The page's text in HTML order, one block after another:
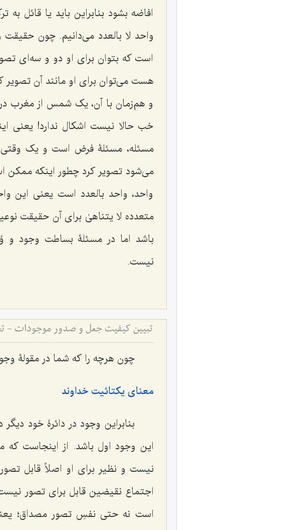
افاضه بشود بنابراین باید یا قائل
واحد لا بالعدد می‌دانیم. چون
است که بتوان برای او دو و سه‌ای
هست می‌توان برای او مانند آن
و هم‌زمان با آن، یک شمس از مغرب
خب حالا نیست اشکال ندارد! یعنی
مسئله، مسئلۀ فرض است و یک وقتی
می‌شود تصویر کرد چطور اینکه
واحد، واحد بالعدد است یعنی
متعدده لا یتناهیٰ برای آن حقیقت
باشد اما در مسئلۀ بساطت وجود و
نیست.
تبیین کیفیت جعل و صدور موجودات -
چون هرچه را که شما در مقولۀ
معنای یکتائیت خداوند
بنابراین وجود در دائرۀ خود
این وجود اول باشد. از اینجاست که
نیست و نظیر برای او اصلاً قابل
اجتماع نقیضین قابل برای تصور
است نه حتی نفسِ تصور مصداق؛